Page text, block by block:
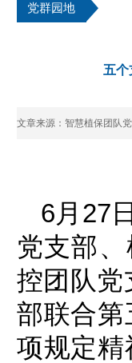
党群园地
五
文章来源：智慧植保团队
6月27
党支部
控团队党
部联合第
项规定精